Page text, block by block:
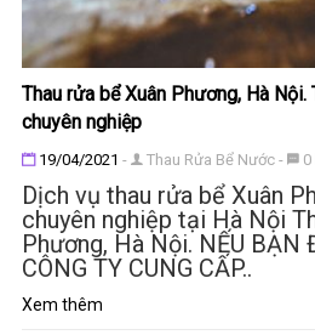
Thau rửa bể Xuân Phương, Hà
chuyên nghiệp
Đăng ngày
19/04/2021 - Thau Rửa Bể Nước - 0
Dịch vụ thau rửa bể Xuân
chuyên nghiệp tại Hà Nội
Phương, Hà Nội. NẾU BẠN
CÔNG TY CUNG CẤP..
Xem thêm